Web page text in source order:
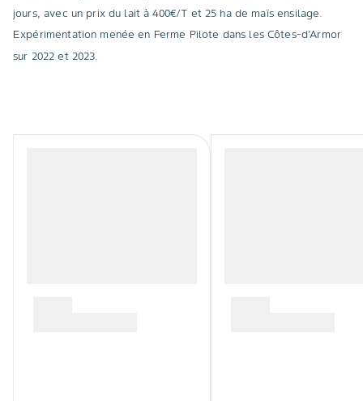
jours, avec un prix du lait à 400€/T et 25 ha de maïs ensilage.
Expérimentation menée en Ferme Pilote dans les Côtes-d’Armor
sur 2022 et 2023.